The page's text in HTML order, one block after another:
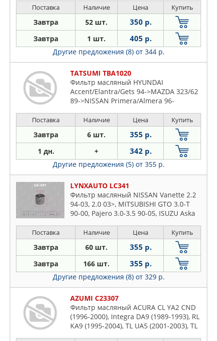
Поставка Наличие Цена Купить
Завтра 52 шт. 350 р.
Завтра 1 шт. 405 р.
Другие предложения (8) от 344 р.
TATSUMI TBA1020
Фильтр масляный HYUNDAI
Accent/Elantra/Gets 94->MAZDA 323/62
89->NISSAN Primera/Almera 96-
Carisma/Colt/Galant/Lancer/Space
Runner/Space Wagon 94->
Поставка Наличие Цена Купить
Завтра 6 шт. 355 р.
1 дн. + 342 р.
Другие предложения (5) от 355 р.
LYNXAUTO LC341
Фильтр масляный NISSAN Vanette 2.2
94-03, 2.0 03>, MITSUBISHI GTO 3.0-T
90-00, Pajero 3.0-3.5 90-05, ISUZU Aska
Поставка Наличие Цена Купить
Завтра 60 шт. 355 р.
Завтра 166 шт. 355 р.
Другие предложения (8) от 329 р.
AZUMI C23307
Фильтр масляный ACURA CL YA2 CND
(1996-2000), Integra DA9 (1989-1993), RL
KA9 (1995-2004), TL UA5 (2001-2003), TL